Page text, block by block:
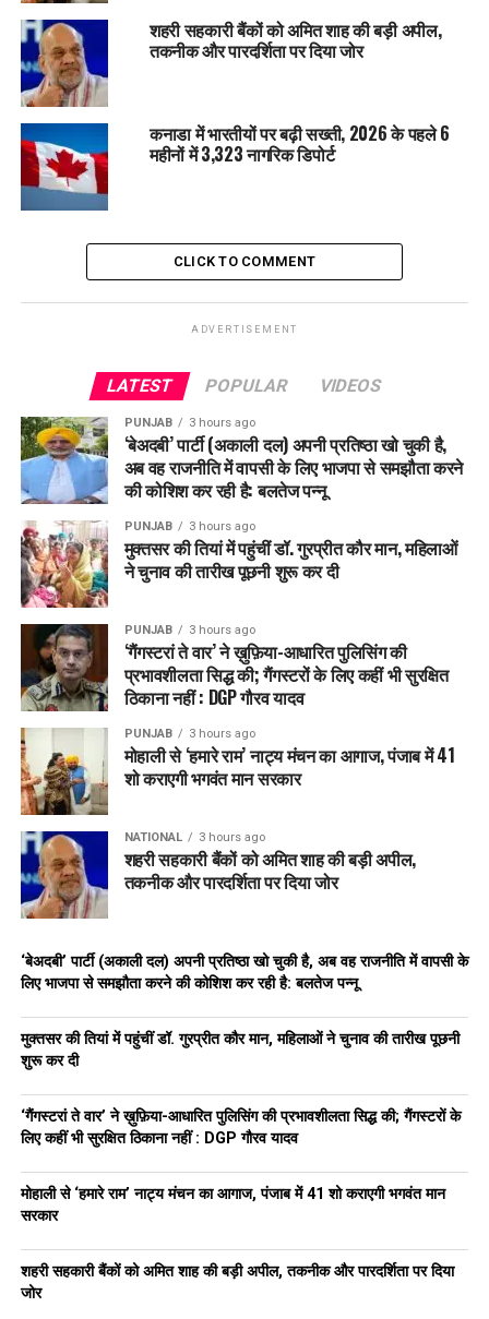
पोषित इन माफियाओं ने पंजाब को अपूरणीय क्षति पहुंचाई।”
की प्रतिबद्धता के बीच अंतर बताया। उन्होंने कहा, “मुख्यमंत्री भगवंत मान
संकल्पित है, चाहे वह गैंगस्टर हो, राजनेता हो या पुलिस अधिकारी हो। हम
अकाली दल के एक दशक के कुशासन से हुए नुकसान की भरपाई कर रहे
हैं। Punjab में कानून व्यवस्था अब पहले से कहीं ज्यादा मजबूत है, जबकि
अकाली शासन के दौरान पुलिस कर्मियों के परिवार भी असुरक्षित थे।”
आप नेताओं ने सुखबीर बादल से गलत सूचना फैलाने के बजाय पंजाब की
समस्याओं के प्रति अपनी पार्टी के योगदान पर विचार को कहा। उन्होंने
कहा कि पंजाब के लोग याद करते हैं कि कैसे अकाली दल उनके अधिकारों
और सम्मान की रक्षा करने में नाकाम रहा। वहीं आप सरकार ने एक आशा की
किरण जगाई है। इसलिए सुखबीर बादल को जनता को गुमराह करने की
कोशिश बंद करना चाहिए और अपनी वास्तविकता को स्वीकार करना
चाहिए।
RELATED TOPICS: LATEST NEWS
UP NEXT
जालंधर में ‘AAP’ को मिला नया सहयोग: उद्योगपति नितिन कोहली
पार्टी में शामिल, बनाए गए जालंधर सेंट्रल के प्रभारी।
DON'T MISS
Punjab: लोगों को गर्मी से मिलेगी राहत, चलेंगी तेज हवाएं, 6 जिलों में
ऑरेंज अलर्ट जारी।
शहरी सहकारी बैंकों को अमित शाह की बड़ी अपील,
तकनीक और पारदर्शिता पर दिया जोर
कनाडा में भारतीयों पर बढ़ी सख्ती, 2026 के पहले 6
महीनों में 3,323 नागरिक डिपोर्ट
CLICK TO COMMENT
ADVERTISEMENT
LATEST POPULAR VIDEOS
PUNJAB 3 hours ago
‘बेअदबी’ पार्टी (अकाली दल) अपनी प्रतिष्ठा खो चुकी है,
अब वह राजनीति में वापसी के लिए भाजपा से समझौता करने
की कोशिश कर रही है: बलतेज पन्नू
PUNJAB 3 hours ago
मुक्तसर की तियां में पहुंचीं डॉ. गुरप्रीत कौर मान, महिलाओं
ने चुनाव की तारीख पूछनी शुरू कर दी
PUNJAB 3 hours ago
‘गैंगस्टरां ते वार’ ने ख़ुफ़िया-आधारित पुलिसिंग की
प्रभावशीलता सिद्ध की; गैंगस्टरों के लिए कहीं भी सुरक्षित
ठिकाना नहीं : DGP गौरव यादव
PUNJAB 3 hours ago
मोहाली से ‘हमारे राम’ नाट्य मंचन का आगाज, पंजाब में 41
शो कराएगी भगवंत मान सरकार
NATIONAL 3 hours ago
शहरी सहकारी बैंकों को अमित शाह की बड़ी अपील,
तकनीक और पारदर्शिता पर दिया जोर
‘बेअदबी’ पार्टी (अकाली दल) अपनी प्रतिष्ठा खो चुकी है, अब वह राजनीति में वापसी के
लिए भाजपा से समझौता करने की कोशिश कर रही है: बलतेज पन्नू
मुक्तसर की तियां में पहुंचीं डॉ. गुरप्रीत कौर मान, महिलाओं ने चुनाव की तारीख पूछनी
शुरू कर दी
‘गैंगस्टरां ते वार’ ने ख़ुफ़िया-आधारित पुलिसिंग की प्रभावशीलता सिद्ध की; गैंगस्टरों के
लिए कहीं भी सुरक्षित ठिकाना नहीं : DGP गौरव यादव
मोहाली से ‘हमारे राम’ नाट्य मंचन का आगाज, पंजाब में 41 शो कराएगी भगवंत मान
सरकार
शहरी सहकारी बैंकों को अमित शाह की बड़ी अपील, तकनीक और पारदर्शिता पर दिया
जोर